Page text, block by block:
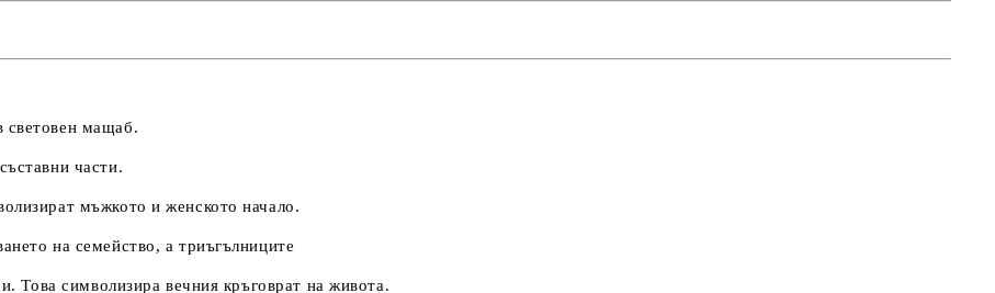
световен мащаб.
части.
мъжкото и женското начало.
на семейство, а триъгълниците
Това символизира вечния кръговрат на живота.